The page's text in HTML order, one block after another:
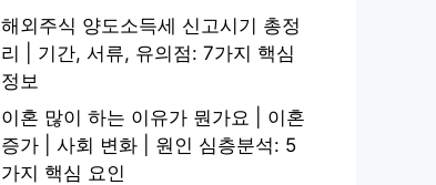
해외주식 양도소득세 신고시기 총정
리 | 기간, 서류, 유의점: 7가지 핵심
정보
이혼 많이 하는 이유가 뭔가요 | 이혼
증가 | 사회 변화 | 원인 심층분석: 5
가지 핵심 요인